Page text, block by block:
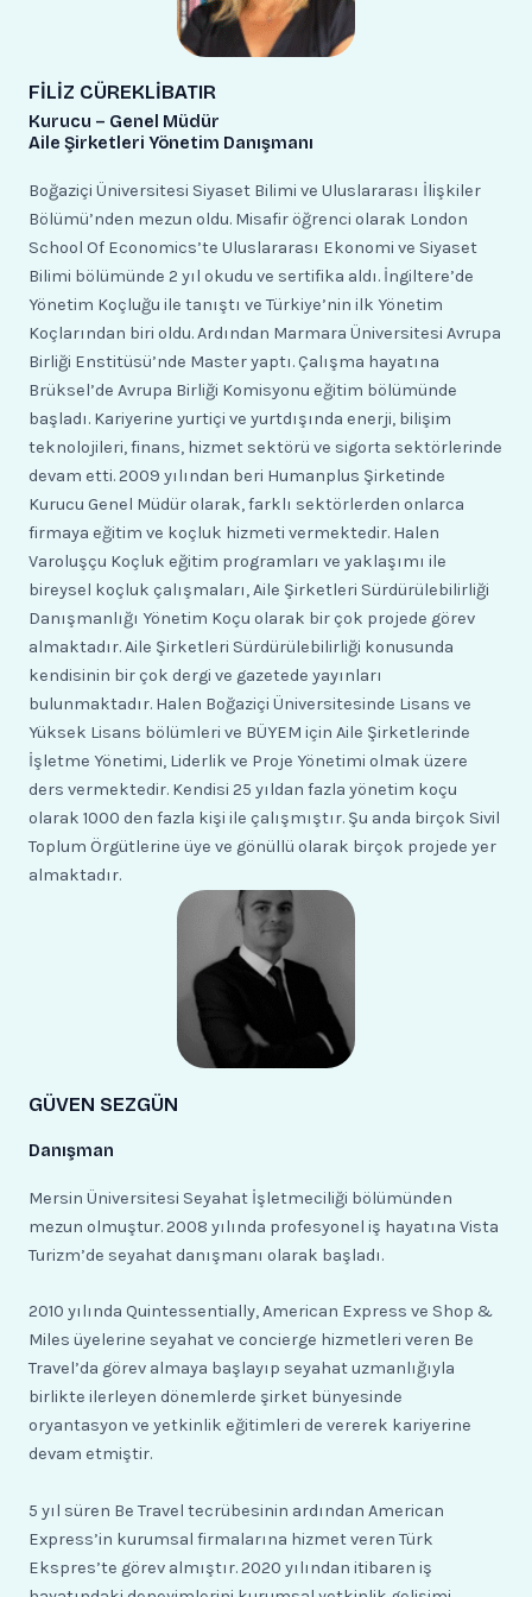
FİLİZ CÜREKLİBATIR
Kurucu – Genel Müdür
Aile Şirketleri Yönetim Danışmanı
Boğaziçi Üniversitesi Siyaset Bilimi ve Uluslararası İlişkiler
Bölümü’nden mezun oldu. Misafir öğrenci olarak London
School Of Economics’te Uluslararası Ekonomi ve Siyaset
Bilimi bölümünde 2 yıl okudu ve sertifika aldı. İngiltere’de
Yönetim Koçluğu ile tanıştı ve Türkiye’nin ilk Yönetim
Koçlarından biri oldu. Ardından Marmara Üniversitesi Avrupa
Birliği Enstitüsü’nde Master yaptı. Çalışma hayatına
Brüksel’de Avrupa Birliği Komisyonu eğitim bölümünde
başladı. Kariyerine yurtiçi ve yurtdışında enerji, bilişim
teknolojileri, finans, hizmet sektörü ve sigorta sektörlerinde
devam etti. 2009 yılından beri Humanplus Şirketinde
Kurucu Genel Müdür olarak, farklı sektörlerden onlarca
firmaya eğitim ve koçluk hizmeti vermektedir. Halen
Varoluşçu Koçluk eğitim programları ve yaklaşımı ile
bireysel koçluk çalışmaları, Aile Şirketleri Sürdürülebilirliği
Danışmanlığı Yönetim Koçu olarak bir çok projede görev
almaktadır. Aile Şirketleri Sürdürülebilirliği konusunda
kendisinin bir çok dergi ve gazetede yayınları
bulunmaktadır. Halen Boğaziçi Üniversitesinde Lisans ve
Yüksek Lisans bölümleri ve BÜYEM için Aile Şirketlerinde
İşletme Yönetimi, Liderlik ve Proje Yönetimi olmak üzere
ders vermektedir. Kendisi 25 yıldan fazla yönetim koçu
olarak 1000 den fazla kişi ile çalışmıştır. Şu anda birçok Sivil
Toplum Örgütlerine üye ve gönüllü olarak birçok projede yer
almaktadır.
GÜVEN SEZGÜN
Danışman
Mersin Üniversitesi Seyahat İşletmeciliği bölümünden
mezun olmuştur. 2008 yılında profesyonel iş hayatına Vista
Turizm’de seyahat danışmanı olarak başladı.
2010 yılında Quintessentially, American Express ve Shop &
Miles üyelerine seyahat ve concierge hizmetleri veren Be
Travel’da görev almaya başlayıp seyahat uzmanlığıyla
birlikte ilerleyen dönemlerde şirket bünyesinde
oryantasyon ve yetkinlik eğitimleri de vererek kariyerine
devam etmiştir.
5 yıl süren Be Travel tecrübesinin ardından American
Express’in kurumsal firmalarına hizmet veren Türk
Ekspres’te görev almıştır. 2020 yılından itibaren iş